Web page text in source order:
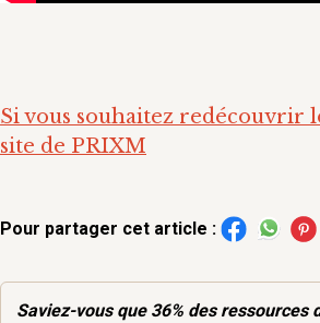
Si vous souhaitez redécouvrir
site de PRIXM
Pour partager cet article :
Saviez-vous que 36% desressources